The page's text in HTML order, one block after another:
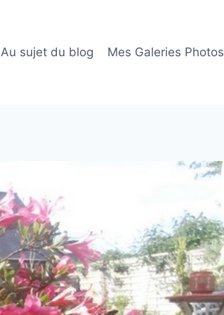
Au sujet du blog Mes Galeries Photos